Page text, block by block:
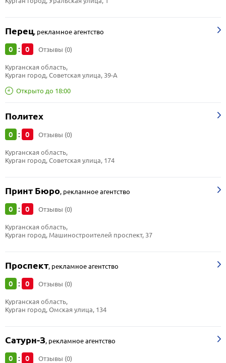
Перец, рекламное агентство
0 : 0 Отзывы (0)
Открыто до 18:00
Курганская область,
Курган город, Советская улица, 39-А
Политех
0 : 0 Отзывы (0)
Курганская область,
Курган город, Советская улица, 174
Принт Бюро, рекламное агентство
0 : 0 Отзывы (0)
Курганская область,
Курган город, Машиностроителей проспект, 37
Проспект, рекламное агентство
0 : 0 Отзывы (0)
Курганская область,
Курган город, Омская улица, 134
Сатурн-З, рекламное агентство
0 : 0 Отзывы (0)